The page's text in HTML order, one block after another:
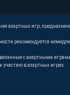
азартных игр,
рекомендуется
с азартными
в азартных играх.